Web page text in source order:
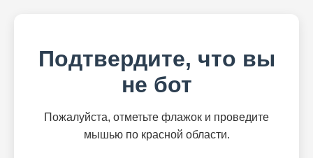
Подтвердите, что вы
не бот
Пожалуйста, отметьте флажок и проведите
мышью по красной области.